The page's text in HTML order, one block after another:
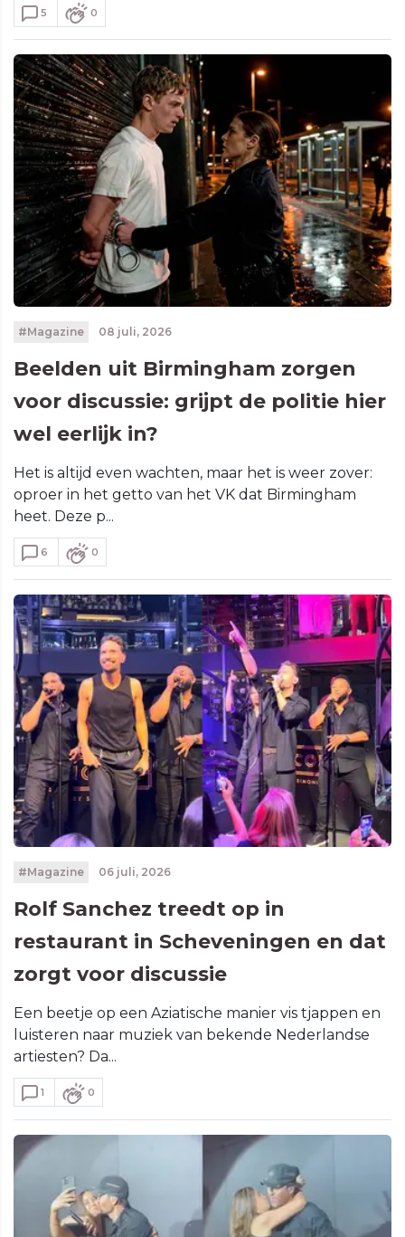
5 0
#Magazine 08 juli, 2026
Beelden uit Birmingham zorgen
voor discussie: grijpt de politie hier
wel eerlijk in?
Het is altijd even wachten, maar het is weer zover:
oproer in het getto van het VK dat Birmingham
heet. Deze p...
6 0
#Magazine 06 juli, 2026
Rolf Sanchez treedt op in
restaurant in Scheveningen en dat
zorgt voor discussie
Een beetje op een Aziatische manier vis tjappen en
luisteren naar muziek van bekende Nederlandse
artiesten? Da...
1 0